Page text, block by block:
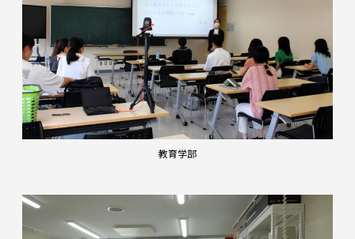
教育学部